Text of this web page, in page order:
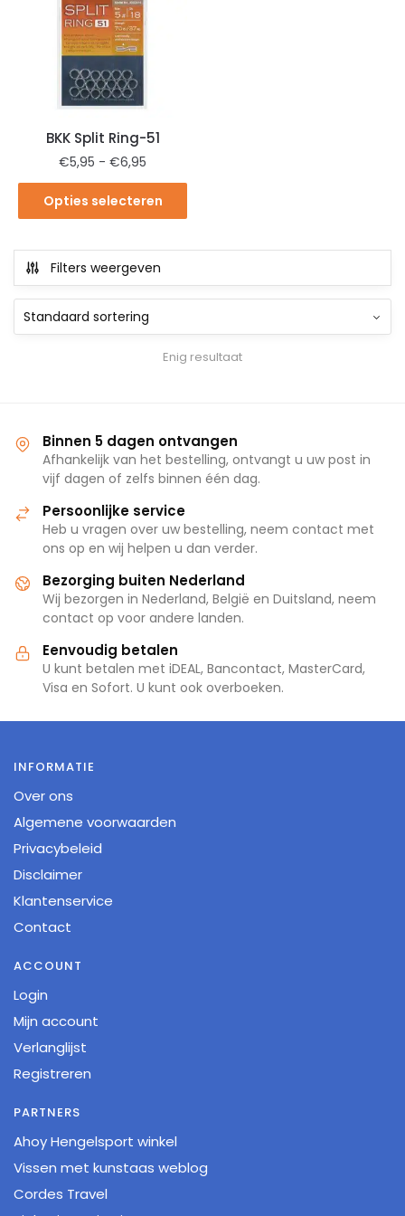
BKK Split Ring-51
€5,95 - €6,95
Opties selecteren
Filters weergeven
Enig resultaat
Binnen 5 dagen ontvangen
Afhankelijk van het bestelling, ontvangt u uw post in
vijf dagen of zelfs binnen één dag.
Persoonlijke service
Heb u vragen over uw bestelling, neem contact met
ons op en wij helpen u dan verder.
Bezorging buiten Nederland
Wij bezorgen in Nederland, België en Duitsland, neem
contact op voor andere landen.
Eenvoudig betalen
U kunt betalen met iDEAL, Bancontact, MasterCard,
Visa en Sofort. U kunt ook overboeken.
INFORMATIE
Over ons
Algemene voorwaarden
Privacybeleid
Disclaimer
Klantenservice
Contact
ACCOUNT
Login
Mijn account
Verlanglijst
Registreren
PARTNERS
Ahoy Hengelsport winkel
Vissen met kunstaas weblog
Cordes Travel